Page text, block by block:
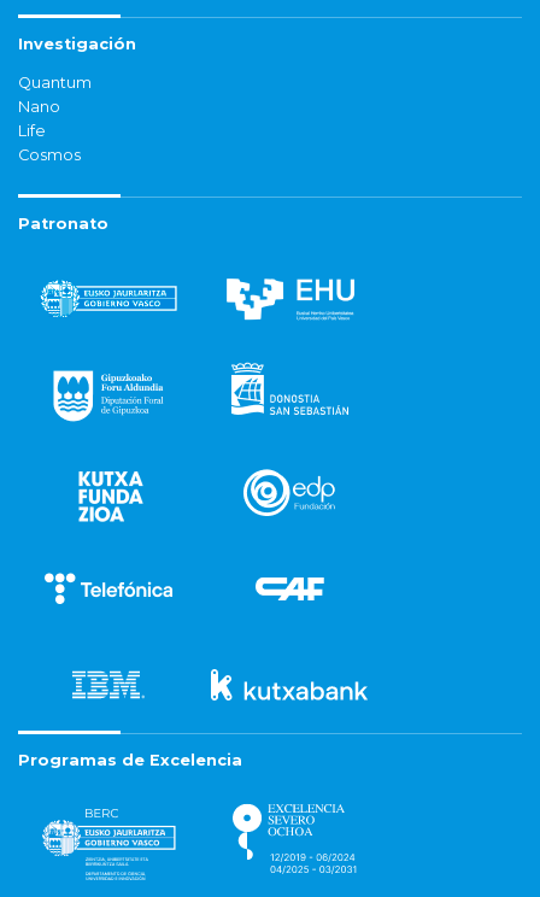
Investigación
Quantum
Nano
Life
Cosmos
Patronato
Programas de Excelencia